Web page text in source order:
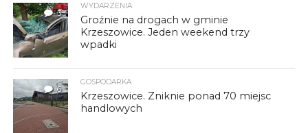
3
WYDARZENIA
Groźnie na drogach w gminie
Krzeszowice. Jeden weekend trzy
wpadki
6
GOSPODARKA
Krzeszowice. Zniknie ponad 70 miejsc
handlowych